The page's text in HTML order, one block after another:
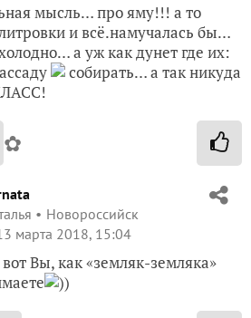
мысль… про яму!!! а то
и всё.намучалась бы…
а уж как дунет где их:
собирать… а так никуда
✿
Новороссийск
марта 2018, 15:04
Вы, как «земляк-земляка»
))